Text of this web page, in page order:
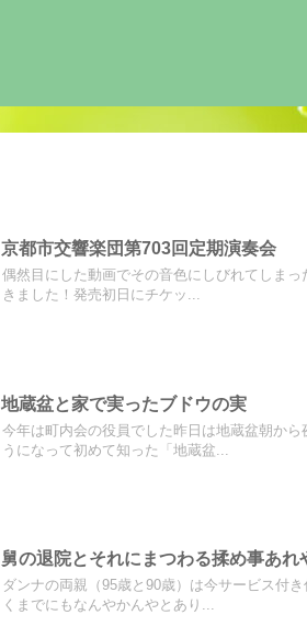
京都市交響楽団第703回定期演奏会
偶然目にした動画でその音色にしびれてしま
きました！発売初日にチケッ...
地蔵盆と家で実ったブドウの実
今年は町内会の役員でした昨日は地蔵盆朝か
うになって初めて知った「地蔵盆...
舅の退院とそれにまつわる揉め事あれ
ダンナの両親（95歳と90歳）は今サービス付
くまでにもなんやかんやとあり...